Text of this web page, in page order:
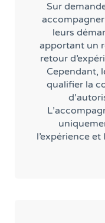
Sur
leurs
apportant un
retour
Cependant,
qualifier la
l’expérience et